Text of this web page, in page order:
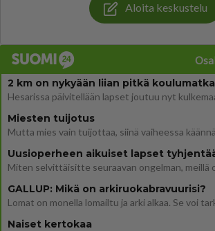
Aloita keskustelu
2 km on nykyään liian pitkä koulumatka
Miesten tuijotus
GALLUP: Mikä on arkiruokabravuurisi?
Naiset kertokaa